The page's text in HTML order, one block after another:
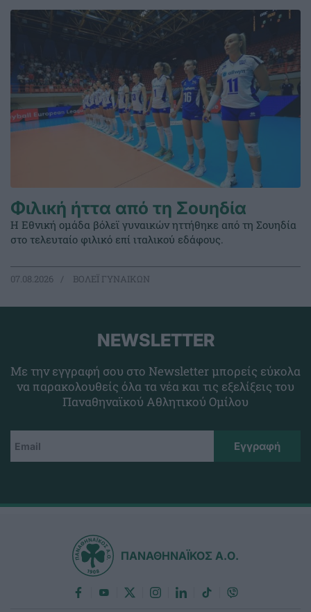
Φιλική ήττα από τη Σουηδία
Η Εθνική ομάδα βόλεϊ γυναικών ηττήθηκε από τη Σουηδία
στο τελευταίο φιλικό επί ιταλικού εδάφους.
07.08.2026 ΒΟΛΕΪ ΓΥΝΑΙΚΩΝ
NEWSLETTER
Με την εγγραφή σου στο Newsletter μπορείς εύκολα
να παρακολουθείς όλα τα νέα και τις εξελίξεις του
Παναθηναϊκού Αθλητικού Ομίλου
ΠΑΝΑΘΗΝΑΪΚΟΣ Α.Ο.